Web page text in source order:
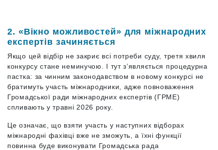
2. «Вікно можливостей» для міжнародних
експертів зачиняється
Якщо цей відбір не закриє всі потреби суду, третя хвиля
конкурсу стане неминучою. І тут з’являється процедурна
пастка: за чинним законодавством в новому конкурсі не
братимуть участь міжнародники, адже повноваження
Громадської ради міжнародних експертів (ГРМЕ)
спливають у травні 2026 року.
Це означає, що взяти участь у наступних відборах
міжнародні фахівці вже не зможуть, а їхні функції
повинна буде виконувати Громадська рада